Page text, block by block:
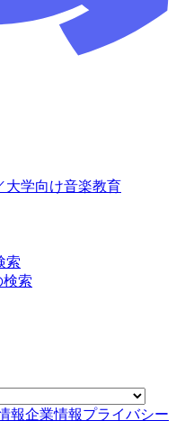
大学向け音楽教育
索
索
報企業情報プライバシー